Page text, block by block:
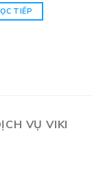
TIẾP
VỤ VIKI